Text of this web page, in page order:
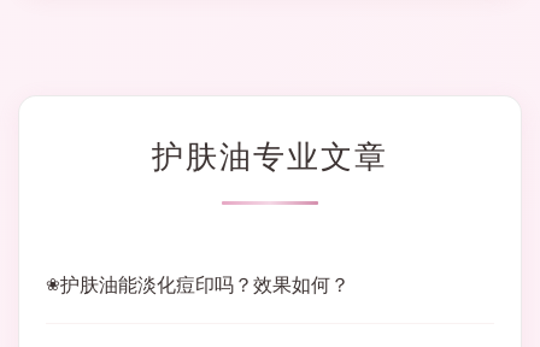
护肤油专业文章
护肤油能淡化痘印吗？效果如何？